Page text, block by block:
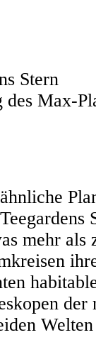
Stern
des Max-
mehr
der